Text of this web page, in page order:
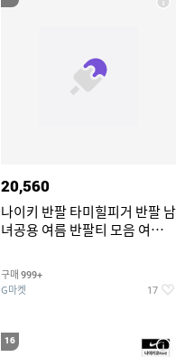
20,560
나이키 반팔 타미힐피거 반팔 남
녀공용 여름 반팔티 모음 여름
구매 999+
G마켓 17
16